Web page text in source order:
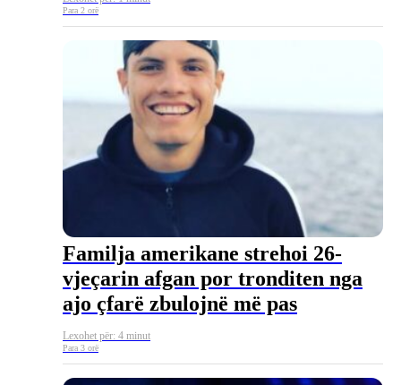
Para 2 orë
Familja amerikane strehoi 26-
vjeçarin afgan por tronditen nga
ajo çfarë zbulojnë më pas
Lexohet për: 4 minut
Para 3 orë